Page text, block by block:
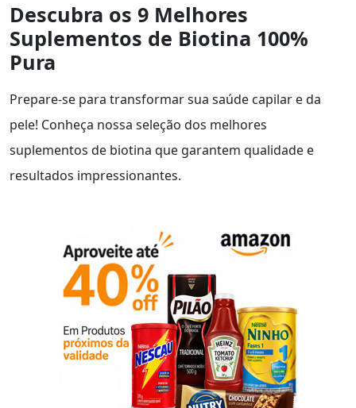
Descubra os 9 Melhores
Suplementos de Biotina 100%
Pura
Prepare-se para transformar sua saúde capilar e da
pele! Conheça nossa seleção dos melhores
suplementos de biotina que garantem qualidade e
resultados impressionantes.